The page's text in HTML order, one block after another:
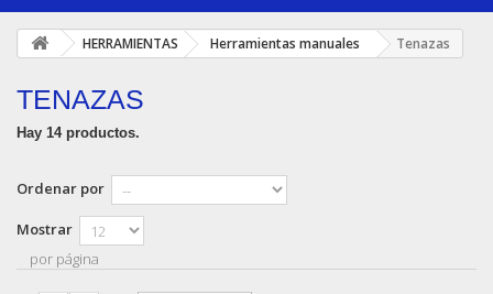
HERRAMIENTAS Herramientas manuales Tenazas
TENAZAS
Hay 14 productos.
Ordenar por
Mostrar
por página